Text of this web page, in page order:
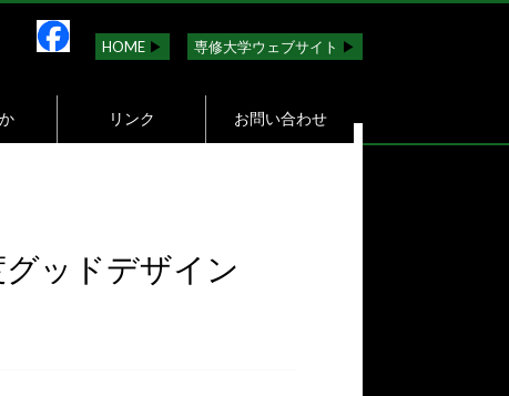
HOME ▶︎ 専修大学ウェブサイト ▶︎
リンク お問い合わせ
ッドデザイン